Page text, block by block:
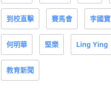
到校直擊 賽馬會 李國寶
何明華 堅樂 Ling Ying
教育新聞